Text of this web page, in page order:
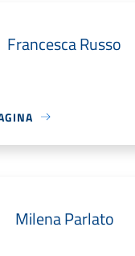
Francesca Russo
Milena Parlato